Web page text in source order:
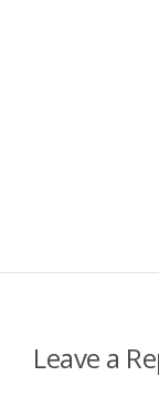
Leave a